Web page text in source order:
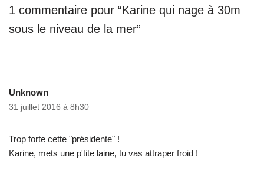
1 commentaire pour “Karine qui nage à 30m
sous le niveau de la mer”
Unknown
31 juillet 2016 à 8h30
Trop forte cette "présidente" !
Karine, mets une p'tite laine, tu vas attraper froid !